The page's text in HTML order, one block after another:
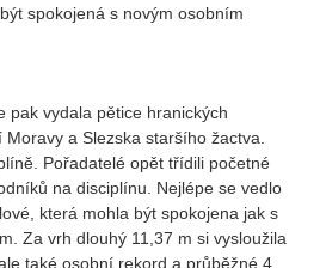
spokojená s novým osobním
pak vydala pětice hranických
a Slezska staršího žactva.
Pořadatelé opět třídili početné
na disciplínu. Nejlépe se vedlo
která mohla být spokojena jak s
Za vrh dlouhý 11,37 m si vysloužila
také osobní rekord a průběžné 4.